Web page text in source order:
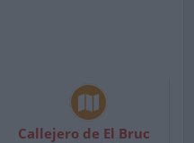
Callejero de El Bruc